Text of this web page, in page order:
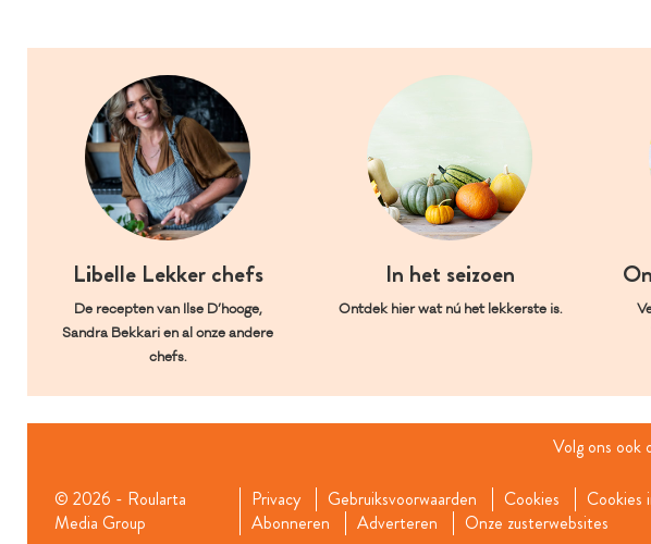
Libelle Lekker chefs
De recepten van Ilse D’hooge,
Sandra Bekkari en al onze andere
chefs.
In het seizoen
Ontdek hier wat nú het lekkerste is.
Volg ons ook
© 2026 - Roularta
Media Group
Privacy Gebruiksvoorwaarden Cookies Cookies
Abonneren
Adverteren Onze zusterwebsites